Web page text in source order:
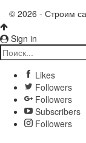
© 2026 - Строим
Sign in
Likes
Followers
Followers
Subscribers
Followers